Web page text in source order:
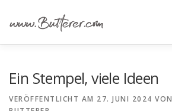
springen
Ein Stempel, viele Ideen
VERÖFFENTLICHT AM 27. JUNI 2024 VON